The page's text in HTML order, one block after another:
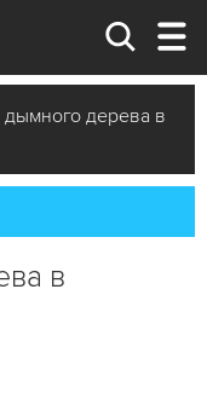
дерева в
в